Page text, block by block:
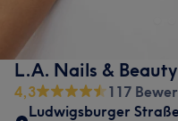
L.A. Nails &
4,3
117
Ludwigsburger